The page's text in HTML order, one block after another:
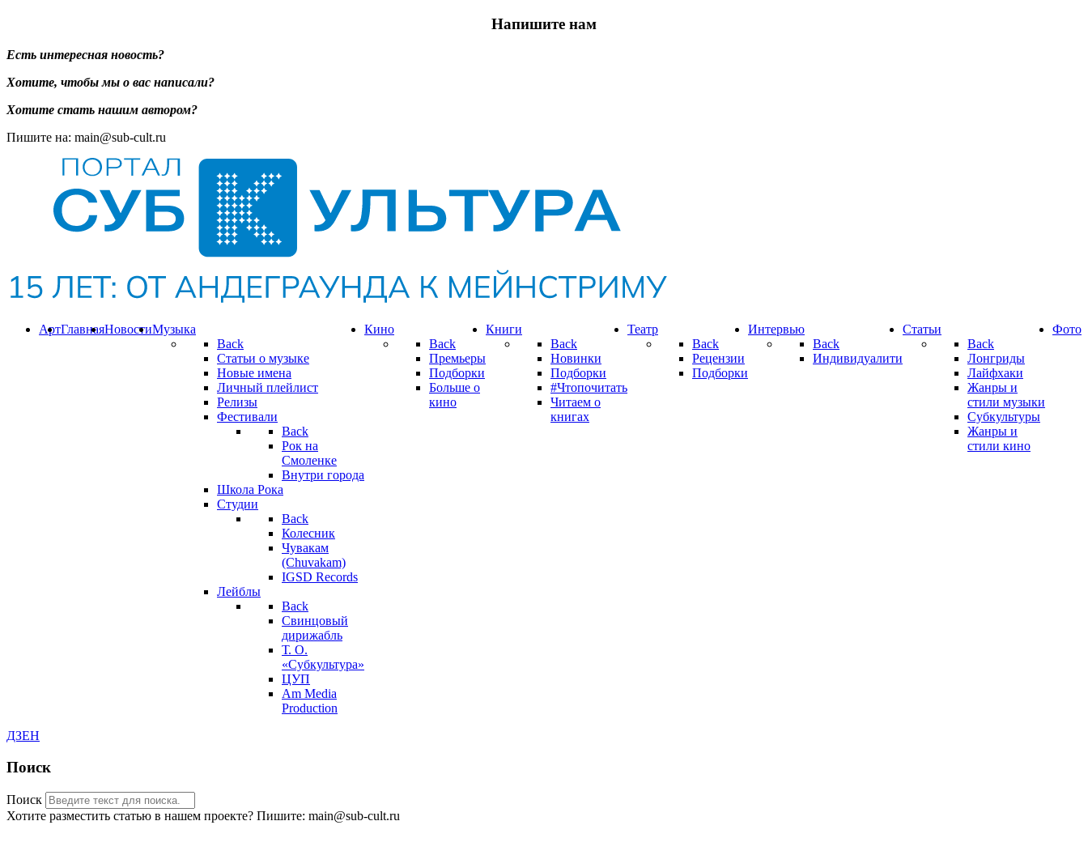
Напишите нам
Есть интересная новость?
Хотите, чтобы мы о вас написали?
Хотите стать нашим автором?
Пишите на: main@sub-cult.ru
Музыка
Back
Статьи о музыке
Новые имена
Личный плейлист
Релизы
Фестивали
Back
Рок на
Смоленке
Внутри города
Школа Рока
Студии
Back
Колесник
Чувакам
(Chuvakam)
IGSD Records
Лейблы
Back
Свинцовый
дирижабль
Т. О.
«Субкультура»
ЦУП
Am Media
Production
Кино
Back
Премьеры
Подборки
Больше о
кино
Книги
Back
Новинки
Подборки
#Чтопочитать
Читаем о
книгах
Театр
Back
Рецензии
Подборки
Фото
Интервью
Back
Индивидуалити
Статьи
Back
Лонгриды
Лайфхаки
Жанры и
стили музыки
Субкультуры
Жанры и
стили кино
Новости
Главная
Арт
ДЗЕН
Поиск
Поиск
Хотите разместить статью в нашем проекте? Пишите: main@sub-cult.ru